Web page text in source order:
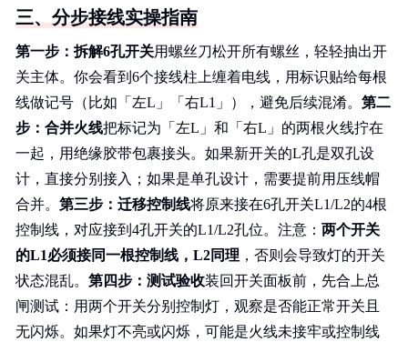
三、分步接线实操指南
第一步：拆解6孔开关用螺丝刀松开所有螺丝，轻轻抽出开
关主体。你会看到6个接线柱上缠着电线，用标识贴给每根
线做记号（比如「左L」「右L1」），避免后续混淆。 第二
步：合并火线把标记为「左L」和「右L」的两根火线拧在
一起，用绝缘胶带包裹接头。如果新开关的L孔是双孔设
计，直接分别接入；如果是单孔设计，需要提前用压线帽
合并。 第三步：迁移控制线将原来接在6孔开关L1/L2的4根
控制线，对应接到4孔开关的L1/L2孔位。注意： 两个开关
的L1必须接同一根控制线，L2同理 ，否则会导致灯的开关
状态混乱。 第四步：测试验收装回开关面板前，先合上总
闸测试：用两个开关分别控制灯，观察是否能正常开关且
无闪烁。如果灯不亮或闪烁，可能是火线未接牢或控制线